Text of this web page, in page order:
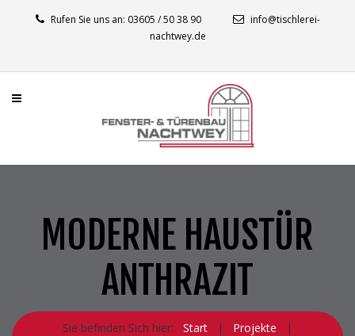
Rufen Sie uns an: 03605 / 50 38 90
info@tischlerei-
nachtwey.de
MODERNE HAUSTÜR
ANTHRAZIT
Sie befinden Sich hier: Start | Projekte
|